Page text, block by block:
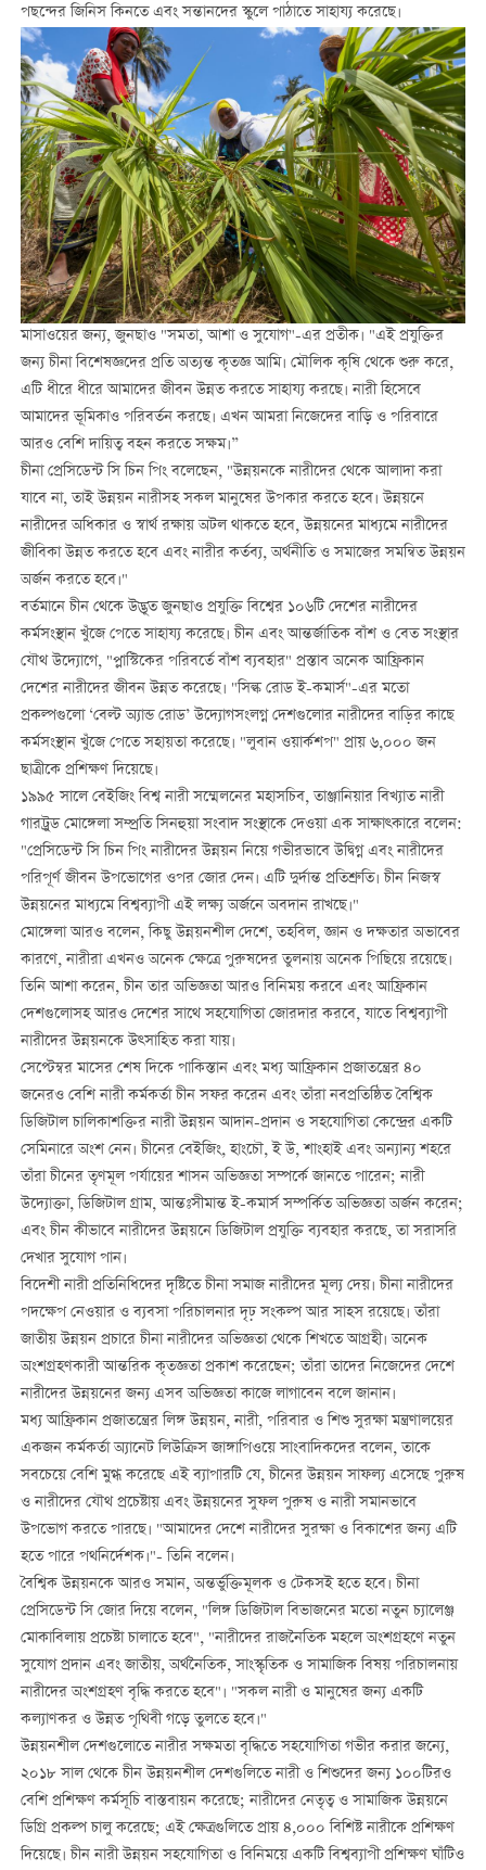
পছন্দের জিনিস কিনতে এবং সন্তানদের স্কুলে পাঠাতে সাহায্য করেছে।
মাসাওয়ের জন্য, জুনছাও "সমতা, আশা ও সুযোগ"-এর প্রতীক। "এই প্রযুক্তির
জন্য চীনা বিশেষজ্ঞদের প্রতি অত্যন্ত কৃতজ্ঞ আমি। মৌলিক কৃষি থেকে শুরু করে,
এটি ধীরে ধীরে আমাদের জীবন উন্নত করতে সাহায্য করছে। নারী হিসেবে
আমাদের ভূমিকাও পরিবর্তন করছে। এখন আমরা নিজেদের বাড়ি ও পরিবারে
আরও বেশি দায়িত্ব বহন করতে সক্ষম।”
চীনা প্রেসিডেন্ট সি চিন পিং বলেছেন, "উন্নয়নকে নারীদের থেকে আলাদা করা
যাবে না, তাই উন্নয়ন নারীসহ সকল মানুষের উপকার করতে হবে। উন্নয়নে
নারীদের অধিকার ও স্বার্থ রক্ষায় অটল থাকতে হবে, উন্নয়নের মাধ্যমে নারীদের
জীবিকা উন্নত করতে হবে এবং নারীর কর্তব্য, অর্থনীতি ও সমাজের সমন্বিত উন্নয়ন
অর্জন করতে হবে।"
বর্তমানে চীন থেকে উদ্ভূত জুনছাও প্রযুক্তি বিশ্বের ১০৬টি দেশের নারীদের
কর্মসংস্থান খুঁজে পেতে সাহায্য করেছে। চীন এবং আন্তর্জাতিক বাঁশ ও বেত সংস্থার
যৌথ উদ্যোগে, "প্লাস্টিকের পরিবর্তে বাঁশ ব্যবহার" প্রস্তাব অনেক আফ্রিকান
দেশের নারীদের জীবন উন্নত করেছে। "সিল্ক রোড ই-কমার্স"-এর মতো
প্রকল্পগুলো ‘বেল্ট অ্যান্ড রোড’ উদ্যোগসংলগ্ন দেশগুলোর নারীদের বাড়ির কাছে
কর্মসংস্থান খুঁজে পেতে সহায়তা করেছে। "লুবান ওয়ার্কশপ" প্রায় ৬,০০০ জন
ছাত্রীকে প্রশিক্ষণ দিয়েছে।
১৯৯৫ সালে বেইজিং বিশ্ব নারী সম্মেলনের মহাসচিব, তাঞ্জানিয়ার বিখ্যাত নারী
গারট্রুড মোঙ্গেলা সম্প্রতি সিনহুয়া সংবাদ সংস্থাকে দেওয়া এক সাক্ষাত্কারে বলেন:
"প্রেসিডেন্ট সি চিন পিং নারীদের উন্নয়ন নিয়ে গভীরভাবে উদ্বিগ্ন এবং নারীদের
পরিপূর্ণ জীবন উপভোগের ওপর জোর দেন। এটি দুর্দান্ত প্রতিশ্রুতি। চীন নিজস্ব
উন্নয়নের মাধ্যমে বিশ্বব্যাপী এই লক্ষ্য অর্জনে অবদান রাখছে।"
মোঙ্গেলা আরও বলেন, কিছু উন্নয়নশীল দেশে, তহবিল, জ্ঞান ও দক্ষতার অভাবের
কারণে, নারীরা এখনও অনেক ক্ষেত্রে পুরুষদের তুলনায় অনেক পিছিয়ে রয়েছে।
তিনি আশা করেন, চীন তার অভিজ্ঞতা আরও বিনিময় করবে এবং আফ্রিকান
দেশগুলোসহ আরও দেশের সাথে সহযোগিতা জোরদার করবে, যাতে বিশ্বব্যাপী
নারীদের উন্নয়নকে উত্সাহিত করা যায়।
সেপ্টেম্বর মাসের শেষ দিকে পাকিস্তান এবং মধ্য আফ্রিকান প্রজাতন্ত্রের ৪০
জনেরও বেশি নারী কর্মকর্তা চীন সফর করেন এবং তাঁরা নবপ্রতিষ্ঠিত বৈশ্বিক
ডিজিটাল চালিকাশক্তির নারী উন্নয়ন আদান-প্রদান ও সহযোগিতা কেন্দ্রের একটি
সেমিনারে অংশ নেন। চীনের বেইজিং, হাংচৌ, ই উ, শাংহাই এবং অন্যান্য শহরে
তাঁরা চীনের তৃণমূল পর্যায়ের শাসন অভিজ্ঞতা সম্পর্কে জানতে পারেন; নারী
উদ্যোক্তা, ডিজিটাল গ্রাম, আন্তঃসীমান্ত ই-কমার্স সম্পর্কিত অভিজ্ঞতা অর্জন করেন;
এবং চীন কীভাবে নারীদের উন্নয়নে ডিজিটাল প্রযুক্তি ব্যবহার করছে, তা সরাসরি
দেখার সুযোগ পান।
বিদেশী নারী প্রতিনিধিদের দৃষ্টিতে চীনা সমাজ নারীদের মূল্য দেয়। চীনা নারীদের
পদক্ষেপ নেওয়ার ও ব্যবসা পরিচালনার দৃঢ় সংকল্প আর সাহস রয়েছে। তাঁরা
জাতীয় উন্নয়ন প্রচারে চীনা নারীদের অভিজ্ঞতা থেকে শিখতে আগ্রহী। অনেক
অংশগ্রহণকারী আন্তরিক কৃতজ্ঞতা প্রকাশ করেছেন; তাঁরা তাদের নিজেদের দেশে
নারীদের উন্নয়নের জন্য এসব অভিজ্ঞতা কাজে লাগাবেন বলে জানান।
মধ্য আফ্রিকান প্রজাতন্ত্রের লিঙ্গ উন্নয়ন, নারী, পরিবার ও শিশু সুরক্ষা মন্ত্রণালয়ের
একজন কর্মকর্তা অ্যানেট লিউক্রিস জাঙ্গাপিওয়ে সাংবাদিকদের বলেন, তাকে
সবচেয়ে বেশি মুগ্ধ করেছে এই ব্যাপারটি যে, চীনের উন্নয়ন সাফল্য এসেছে পুরুষ
ও নারীদের যৌথ প্রচেষ্টায় এবং উন্নয়নের সুফল পুরুষ ও নারী সমানভাবে
উপভোগ করতে পারছে। "আমাদের দেশে নারীদের সুরক্ষা ও বিকাশের জন্য এটি
হতে পারে পথনির্দেশক।"- তিনি বলেন।
বৈশ্বিক উন্নয়নকে আরও সমান, অন্তর্ভুক্তিমূলক ও টেকসই হতে হবে। চীনা
প্রেসিডেন্ট সি জোর দিয়ে বলেন, "লিঙ্গ ডিজিটাল বিভাজনের মতো নতুন চ্যালেঞ্জ
মোকাবিলায় প্রচেষ্টা চালাতে হবে", "নারীদের রাজনৈতিক মহলে অংশগ্রহণে নতুন
সুযোগ প্রদান এবং জাতীয়, অর্থনৈতিক, সাংস্কৃতিক ও সামাজিক বিষয় পরিচালনায়
নারীদের অংশগ্রহণ বৃদ্ধি করতে হবে"। "সকল নারী ও মানুষের জন্য একটি
কল্যাণকর ও উন্নত পৃথিবী গড়ে তুলতে হবে।"
উন্নয়নশীল দেশগুলোতে নারীর সক্ষমতা বৃদ্ধিতে সহযোগিতা গভীর করার জন্যে,
২০১৮ সাল থেকে চীন উন্নয়নশীল দেশগুলিতে নারী ও শিশুদের জন্য ১০০টিরও
বেশি প্রশিক্ষণ কর্মসূচি বাস্তবায়ন করেছে; নারীদের নেতৃত্ব ও সামাজিক উন্নয়নে
ডিগ্রি প্রকল্প চালু করেছে; এই ক্ষেত্রগুলিতে প্রায় ৪,০০০ বিশিষ্ট নারীকে প্রশিক্ষণ
দিয়েছে। চীন নারী উন্নয়ন সহযোগিতা ও বিনিময়ে একটি বিশ্বব্যাপী প্রশিক্ষণ ঘাঁটিও